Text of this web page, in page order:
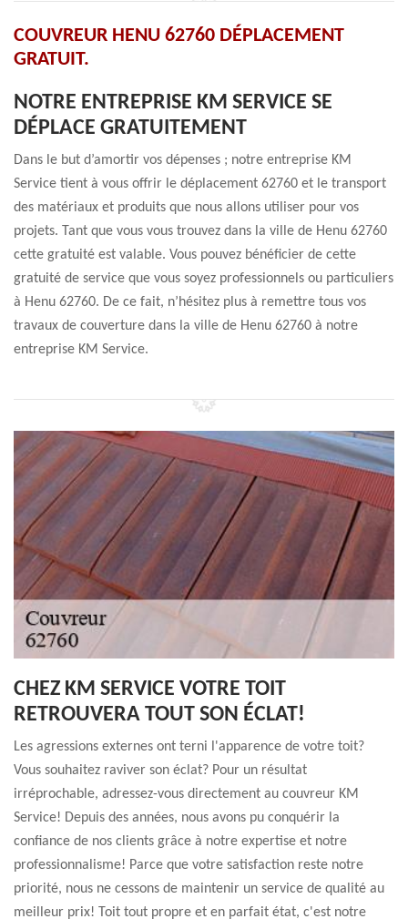
COUVREUR HENU 62760 DÉPLACEMENT
GRATUIT.
NOTRE ENTREPRISE KM SERVICE SE
DÉPLACE GRATUITEMENT
Dans le but d’amortir vos dépenses ; notre entreprise KM
Service tient à vous offrir le déplacement 62760 et le transport
des matériaux et produits que nous allons utiliser pour vos
projets. Tant que vous vous trouvez dans la ville de Henu 62760
cette gratuité est valable. Vous pouvez bénéficier de cette
gratuité de service que vous soyez professionnels ou particuliers
à Henu 62760. De ce fait, n’hésitez plus à remettre tous vos
travaux de couverture dans la ville de Henu 62760 à notre
entreprise KM Service.
CHEZ KM SERVICE VOTRE TOIT
RETROUVERA TOUT SON ÉCLAT!
Les agressions externes ont terni l'apparence de votre toit?
Vous souhaitez raviver son éclat? Pour un résultat
irréprochable, adressez-vous directement au couvreur KM
Service! Depuis des années, nous avons pu conquérir la
confiance de nos clients grâce à notre expertise et notre
professionnalisme! Parce que votre satisfaction reste notre
priorité, nous ne cessons de maintenir un service de qualité au
meilleur prix! Toit tout propre et en parfait état, c'est notre